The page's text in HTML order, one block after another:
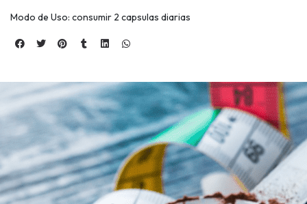
Modo de Uso: consumir 2 capsulas diarias